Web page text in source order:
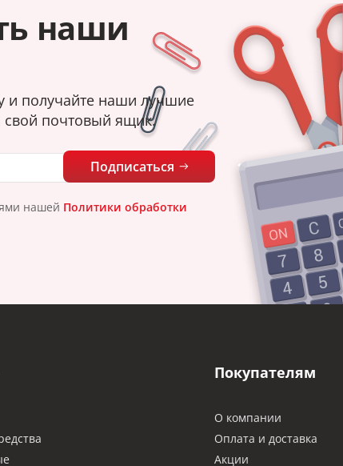
наши
и получайте наши лучшие
свой почтовый ящик.
Подписаться
нашей Политики обработки
Покупателям
О компании
Оплата и доставка
Акции